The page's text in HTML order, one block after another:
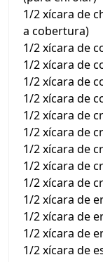
1/2 xícara de
a cobertura)
1/2 xícara de
1/2 xícara de
1/2 xícara de
1/2 xícara de
1/2 xícara de
1/2 xícara de
1/2 xícara de
1/2 xícara de
1/2 xícara de
1/2 xícara de
1/2 xícara de
1/2 xícara de
1/2 xícara de